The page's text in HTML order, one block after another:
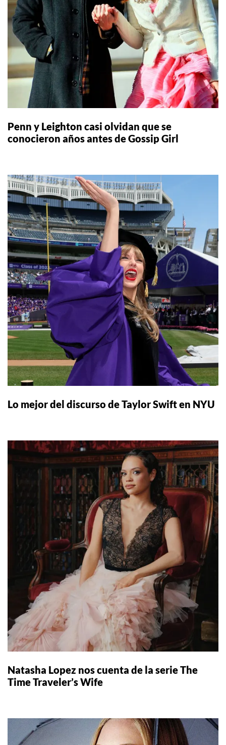
Penn y Leighton casi olvidan que se
conocieron años antes de Gossip Girl
Lo mejor del discurso de Taylor Swift en NYU
Natasha Lopez nos cuenta de la serie The
Time Traveler’s Wife